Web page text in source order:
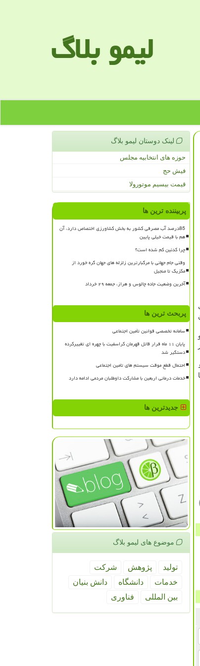
لیمو بلاگ
لینک دوستان لیمو بلاگ
حوزه های انتخابیه مجلس
فیش حج
قیمت بیسیم موتورولا
پربیننده ترین ها
85درصد آب مصرفی کشور به بخش کشاورزی اختصاص دارد، آن
هم با قیمت خیلی پایین
چرا کدئین کم شده است؟
وقتی جام جهانی با مرگبارترین زلزله های جهان گره خورد از
مکزیک تا منجیل
آخرین وضعیت جاده چالوس و هراز، جمعه ۲۹ خرداد
پربحث ترین ها
سامانه تخصصی قوانین تأمین اجتماعی
پایان ۱۱ ماه فرار قاتل قهرمان کراسفیت با چهره ای تغییرکرده
دستگیر شد
احتمال قطع موقت سیستم های تامین اجتماعی
خدمات درمانی اربعین با مشارکت داوطلبان مردمی ادامه دارد
جدیدترین ها
موضوع های لیمو بلاگ
تولید پژوهش
شركت
خدمات
دانشگاه
دانش بنیان
بین المللی
فناوری